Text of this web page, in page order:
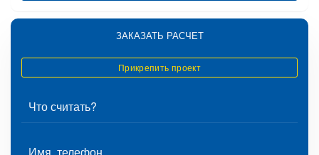
ЗАКАЗАТЬ РАСЧЕТ
Прикрепить проект